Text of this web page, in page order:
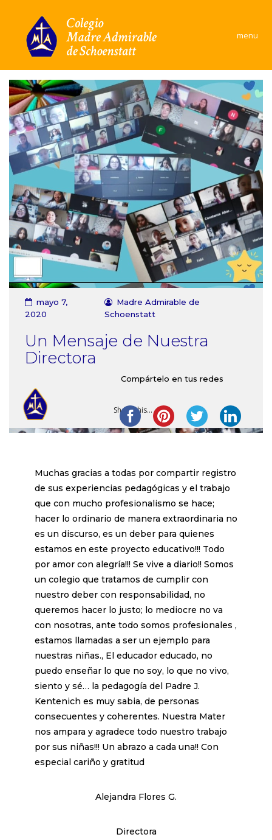
Colegio
Área Académica
Formación y convivencia
Convivencia Escolar
Comunidad
Contacto
menu
mayo 7,
2020
Madre Admirable de
Schoenstatt
Un Mensaje de Nuestra
Directora
Compártelo en tus redes
Share this...
Muchas gracias a todas por compartir registro
de sus experiencias pedagógicas y el trabajo
que con mucho profesionalismo se hace;
hacer lo ordinario de manera extraordinaria no
es un discurso, es un deber para quienes
estamos en este proyecto educativo!!! Todo
por amor con alegría!!! Se vive a diario!! Somos
un colegio que tratamos de cumplir con
nuestro deber con responsabilidad, no
queremos hacer lo justo; lo mediocre no va
con nosotras, ante todo somos profesionales ,
estamos llamadas a ser un ejemplo para
nuestras niñas., El educador educado, no
puedo enseñar lo que no soy, lo que no vivo,
siento y sé… la pedagogía del Padre J.
Kentenich es muy sabia, de personas
consecuentes y coherentes. Nuestra Mater
nos ampara y agradece todo nuestro trabajo
por sus niñas!!! Un abrazo a cada una!! Con
especial cariño y gratitud
Alejandra Flores G.
Directora